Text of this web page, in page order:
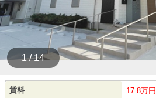
1 / 14
賃料 17.8万円